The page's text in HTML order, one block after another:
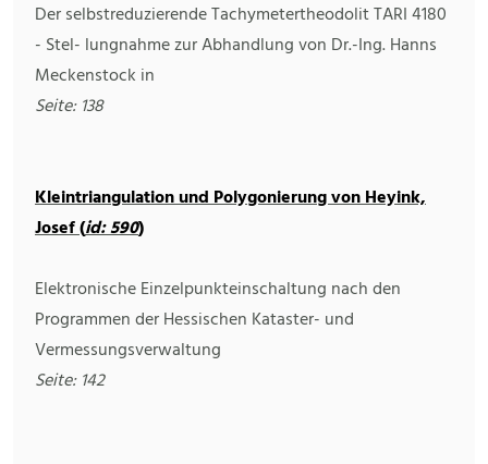
Der selbstreduzierende Tachymetertheodolit TARI 4180
- Stel- lungnahme zur Abhandlung von Dr.-Ing. Hanns
Meckenstock in
Seite: 138
Kleintriangulation und Polygonierung von Heyink,
Josef (id: 590)
Elektronische Einzelpunkteinschaltung nach den
Programmen der Hessischen Kataster- und
Vermessungsverwaltung
Seite: 142